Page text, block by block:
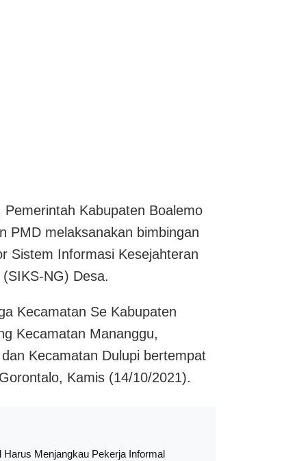
Kabupaten Boalemo
PMD melaksanakan bimbingan
Sistem Informasi Kesejahteran
NG) Desa.
Kecamatan Se Kabupaten
Kecamatan Mananggu,
Kecamatan Dulupi bertempat
Kamis (14/10/2021).
Menjangkau Pekerja Informal